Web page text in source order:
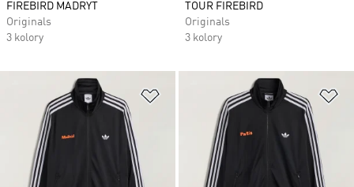
FIREBIRD MADRYT
Originals
3 kolory
TOUR FIREBIRD
Originals
3 kolory
Dodaj do listy życzeń